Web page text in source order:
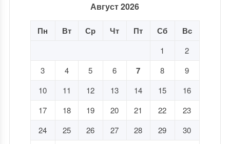
Август 2026
Пн Вт Ср Чт Пт Сб Вс
1
2
3
4 5 6 7 8
9
10
11 12 13 14 15
16
17
18 19 20 21 22
23
24
25 26 27 28 29
30